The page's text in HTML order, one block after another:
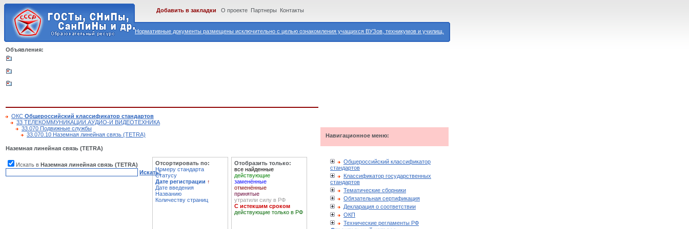
Нормативные документы размещены исключительно с целью ознакомления учащихся ВУЗов, техникумов и училищ.
Добавить в закладки О проекте Партнеры Контакты
Объявления:
ОКС Общероссийский классификатор стандартов
33 ТЕЛЕКОММУНИКАЦИИ.АУДИО-И ВИДЕОТЕХНИКА
33.070 Подвижные службы
33.070.10 Наземная линейная связь (TETRA)
Наземная линейная связь (TETRA)
Искать в Наземная линейная связь (TETRA)
Искать!
Отсортировать по:
Номеру стандарта
Статусу
Дате регистрации ↑
Дате введения
Названию
Количеству страниц
Отобразить только:
все найденные
действующие
заменённые
отменённые
принятые
утратили силу в РФ
С истекшим сроком
действующие только в РФ
Навигационное меню:
Общероссийский классификатор
стандартов
Классификатор государственных
стандартов
Тематические сборники
Обязательная сертификация
Декларация о соответствии
ОКП
Технические регламенты РФ